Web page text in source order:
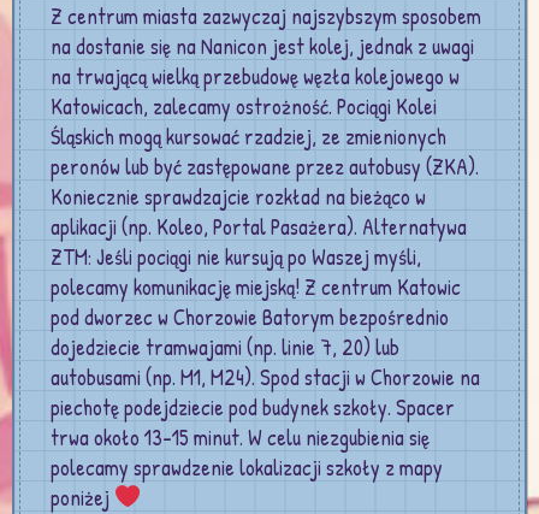
Z centrum miasta zazwyczaj najszybszym sposobem
na dostanie się na Nanicon jest kolej, jednak z uwagi
na trwającą wielką przebudowę węzła kolejowego w
Katowicach, zalecamy ostrożność. Pociągi Kolei
Śląskich mogą kursować rzadziej, ze zmienionych
peronów lub być zastępowane przez autobusy (ZKA).
Koniecznie sprawdzajcie rozkład na bieżąco w
aplikacji (np. Koleo, Portal Pasażera). Alternatywa
ZTM: Jeśli pociągi nie kursują po Waszej myśli,
polecamy komunikację miejską! Z centrum Katowic
pod dworzec w Chorzowie Batorym bezpośrednio
dojedziecie tramwajami (np. linie 7, 20) lub
autobusami (np. M1, M24). Spod stacji w Chorzowie na
piechotę podejdziecie pod budynek szkoły. Spacer
trwa około 13-15 minut. W celu niezgubienia się
polecamy sprawdzenie lokalizacji szkoły z mapy
poniżej